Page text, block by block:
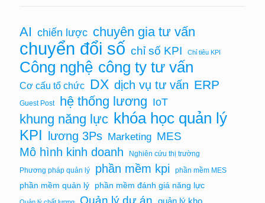
AI chiến lược chuyên gia tư vấn
chuyển đổi số chỉ số KPI Chỉ tiêu KPI
Công nghệ công ty tư vấn
Cơ cấu tổ chức DX dịch vụ tư vấn ERP
Guest Post hệ thống lương IoT
khung năng lực khóa học quản lý
KPI lương 3Ps Marketing MES
Mô hình kinh doanh
Nghiên cứu thị trường
Phương pháp quản lý
phần mềm kpi phần mềm MES
phần mềm quản lý phần mềm đánh giá năng lực
Quản lý dự án